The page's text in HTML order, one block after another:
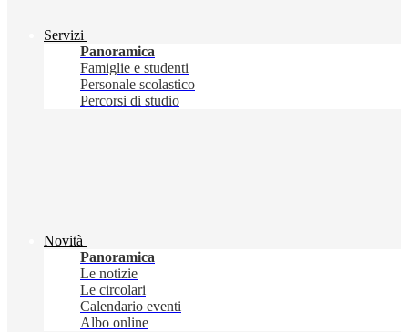
Servizi
Panoramica
Famiglie e studenti
Personale scolastico
Percorsi di studio
Novità
Panoramica
Le notizie
Le circolari
Calendario eventi
Albo online